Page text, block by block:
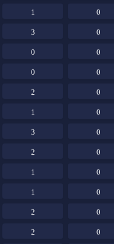
0
1
0
3
0
0
0
0
0
2
0
1
0
3
0
2
0
1
0
1
0
2
0
2